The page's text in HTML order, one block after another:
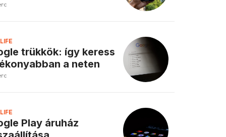
trükkök: így keress
a neten
Play áruház